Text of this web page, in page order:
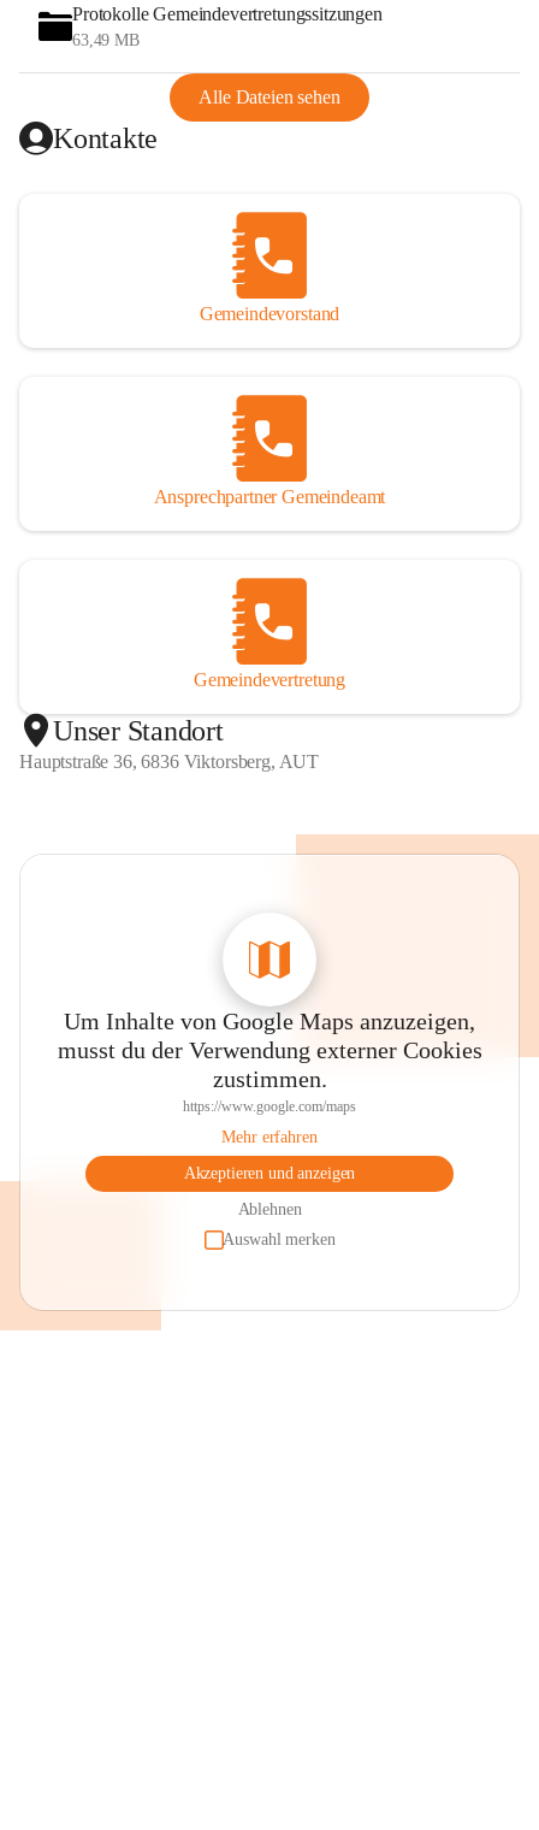
Protokolle Gemeindevertretungssitzungen
63,49 MB
Alle Dateien sehen
Kontakte
Gemeindevorstand
Ansprechpartner Gemeindeamt
Gemeindevertretung
Unser Standort
Hauptstraße 36, 6836 Viktorsberg, AUT
Um Inhalte von Google Maps anzuzeigen,
musst du der Verwendung externer Cookies
zustimmen.
https://www.google.com/maps
Mehr erfahren
Akzeptieren und anzeigen
Ablehnen
Auswahl merken